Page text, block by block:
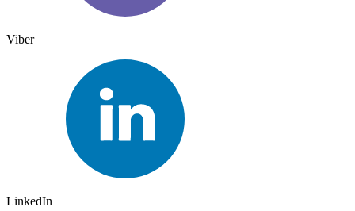
Viber
LinkedIn